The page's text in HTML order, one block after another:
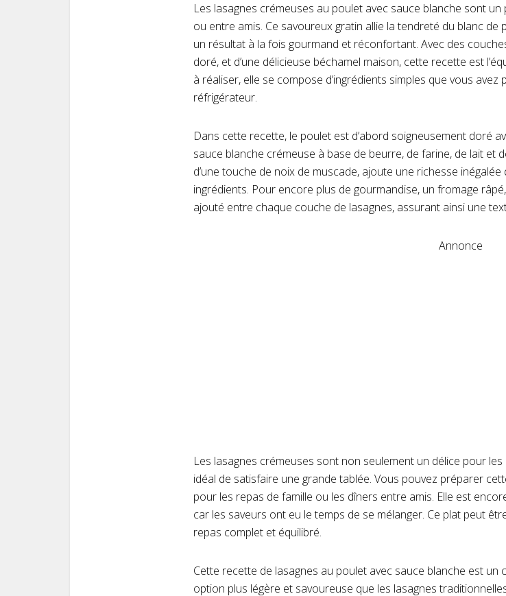
Les lasagnes crémeuses au poulet avec sauce blanche sont
ou entre amis. Ce savoureux gratin allie la tendreté du blanc
un résultat à la fois gourmand et réconfortant. Avec des
doré, et d’une délicieuse béchamel maison, cette recette est
à réaliser, elle se compose d’ingrédients simples que vous
réfrigérateur.
Dans cette recette, le poulet est d’abord soigneusement doré
sauce blanche crémeuse à base de beurre, de farine, de lait et
d’une touche de noix de muscade, ajoute une richesse
ingrédients. Pour encore plus de gourmandise, un fromage
ajouté entre chaque couche de lasagnes, assurant ainsi une
Annonce
Les lasagnes crémeuses sont non seulement un délice pour
idéal de satisfaire une grande tablée. Vous pouvez préparer
pour les repas de famille ou les dîners entre amis. Elle est
car les saveurs ont eu le temps de se mélanger. Ce plat peut
repas complet et équilibré.
Cette recette de lasagnes au poulet avec sauce blanche est
option plus légère et savoureuse que les lasagnes